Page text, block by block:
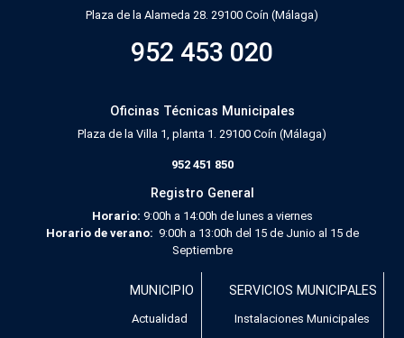
Plaza de la Alameda 28. 29100 Coín (Málaga)
952 453 020
Oficinas Técnicas Municipales
Plaza de la Villa 1, planta 1. 29100 Coín (Málaga)
952 451 850
Registro General
Horario: 9:00h a 14:00h de lunes a viernes
Horario de verano: 9:00h a 13:00h del 15 de Junio al 15 de
Septiembre
MUNICIPIO
Actualidad
SERVICIOS MUNICIPALES
Instalaciones Municipales